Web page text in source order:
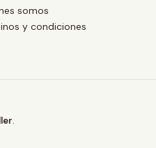
somos
y condiciones
.